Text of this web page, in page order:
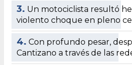
3. Un motociclista resultó
violento choque en pleno
4. Con profundo pesar,
Cantizano a través de las